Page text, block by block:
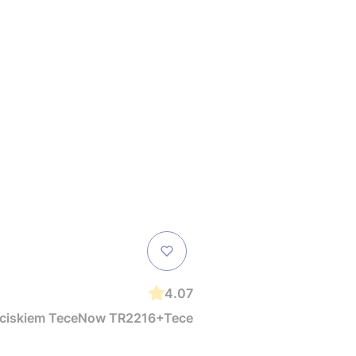
4.07
TeceNow TR2216+Tece